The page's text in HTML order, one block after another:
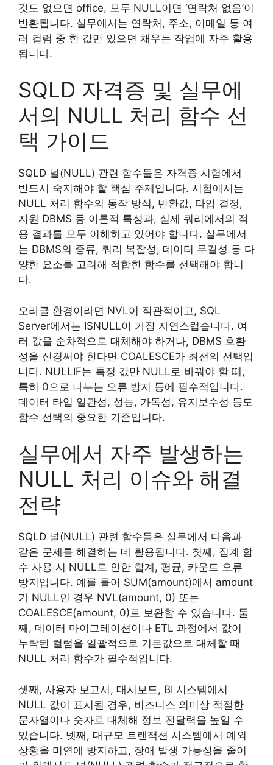
것도 없으면 office, 모두 NULL이면 ‘연락처 없음’이
반환됩니다. 실무에서는 연락처, 주소, 이메일 등 여
러 컬럼 중 한 값만 있으면 채우는 작업에 자주 활용
됩니다.
SQLD 자격증 및 실무에
서의 NULL 처리 함수 선
택 가이드
SQLD 널(NULL) 관련 함수들은 자격증 시험에서
반드시 숙지해야 할 핵심 주제입니다. 시험에서는
NULL 처리 함수의 동작 방식, 반환값, 타입 결정,
지원 DBMS 등 이론적 특성과, 실제 쿼리에서의 적
용 결과를 모두 이해하고 있어야 합니다. 실무에서
는 DBMS의 종류, 쿼리 복잡성, 데이터 무결성 등 다
양한 요소를 고려해 적합한 함수를 선택해야 합니
다.
오라클 환경이라면 NVL이 직관적이고, SQL
Server에서는 ISNULL이 가장 자연스럽습니다. 여
러 값을 순차적으로 대체해야 하거나, DBMS 호환
성을 신경써야 한다면 COALESCE가 최선의 선택입
니다. NULLIF는 특정 값만 NULL로 바꿔야 할 때,
특히 0으로 나누는 오류 방지 등에 필수적입니다.
데이터 타입 일관성, 성능, 가독성, 유지보수성 등도
함수 선택의 중요한 기준입니다.
실무에서 자주 발생하는
NULL 처리 이슈와 해결
전략
SQLD 널(NULL) 관련 함수들은 실무에서 다음과
같은 문제를 해결하는 데 활용됩니다. 첫째, 집계 함
수 사용 시 NULL로 인한 합계, 평균, 카운트 오류
방지입니다. 예를 들어 SUM(amount)에서 amount
가 NULL인 경우 NVL(amount, 0) 또는
COALESCE(amount, 0)로 보완할 수 있습니다. 둘
째, 데이터 마이그레이션이나 ETL 과정에서 값이
누락된 컬럼을 일괄적으로 기본값으로 대체할 때
NULL 처리 함수가 필수적입니다.
셋째, 사용자 보고서, 대시보드, BI 시스템에서
NULL 값이 표시될 경우, 비즈니스 의미상 적절한
문자열이나 숫자로 대체해 정보 전달력을 높일 수
있습니다. 넷째, 대규모 트랜잭션 시스템에서 예외
상황을 미연에 방지하고, 장애 발생 가능성을 줄이